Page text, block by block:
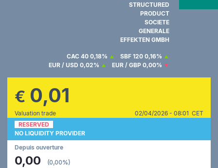
STRUCTURED
PRODUCT
SOCIETE
GENERALE
EFFEKTEN GMBH
CAC 40 0,18% SBF 120 0,16%
EUR / USD 0,02% EUR / GBP 0,00%
€ 0,01
Valuation trade
02/04/2026 - 08:01 CET
RESERVED
NO LIQUIDITY PROVIDER
Depuis ouverture
0,00 (0,00%)